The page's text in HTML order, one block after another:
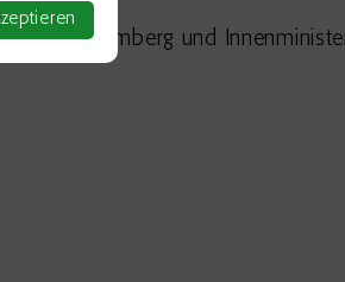
Württemberg und